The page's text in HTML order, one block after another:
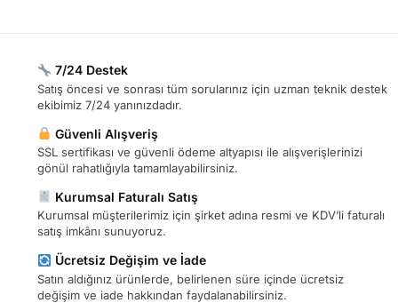
7/24 Destek
Satış öncesi ve sonrası tüm sorularınız için uzman teknik destek
ekibimiz 7/24 yanınızdadır.
Güvenli Alışveriş
SSL sertifikası ve güvenli ödeme altyapısı ile alışverişlerinizi
gönül rahatlığıyla tamamlayabilirsiniz.
Kurumsal Faturalı Satış
Kurumsal müşterilerimiz için şirket adına resmi ve KDV’li faturalı
satış imkânı sunuyoruz.
Ücretsiz Değişim ve İade
Satın aldığınız ürünlerde, belirlenen süre içinde ücretsiz
değişim ve iade hakkından faydalanabilirsiniz.